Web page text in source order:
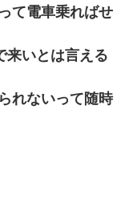
りますか」バカ夫
「どうぞ」
した結果ｗｗｗｗｗ
よう」と誘われたがお
やら腹立つやら！
て電車乗ればせ
来いとは言える
れないって随時